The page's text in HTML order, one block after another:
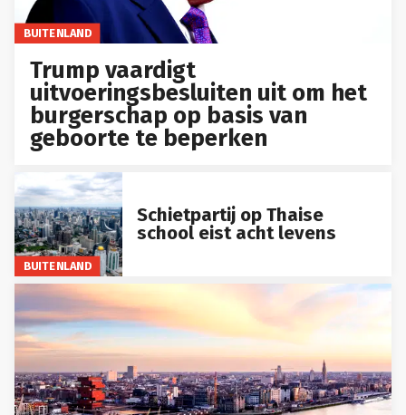
BUITENLAND
Trump vaardigt
uitvoeringsbesluiten uit om het
burgerschap op basis van
geboorte te beperken
BUITENLAND
Schietpartij op Thaise
school eist acht levens